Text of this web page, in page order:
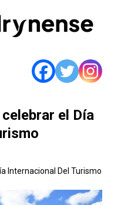
el Día
Internacional Del Turismo